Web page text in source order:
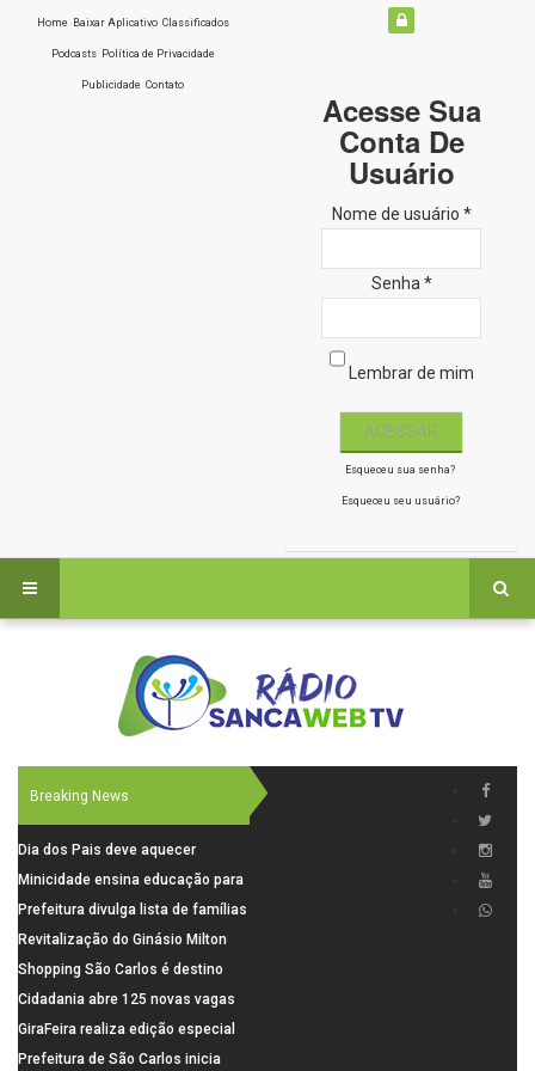
Home Baixar Aplicativo Classificados
Podcasts Política de Privacidade
Publicidade Contato
Acesse Sua
Conta De
Usuário
Nome de usuário *
Senha *
Lembrar de mim
Esqueceu sua senha?
Esqueceu seu usuário?
Breaking News
Dia dos Pais deve aquecer
comércio de São Carlos com
renda em alta e maior circulação
de consumidores
Minicidade ensina educação para
o trânsito a 264 crianças da rede
municipal
Prefeitura divulga lista de famílias
pré-selecionadas pela Caixa para
o Residencial Santa Felícia
Revitalização do Ginásio Milton
Olaio filho avança com obras de
recuperação
Shopping São Carlos é destino
para celebrar o Dia dos Pais com
presentes, gastronomia e lazer
Cidadania abre 125 novas vagas
para oficinas de convivência
GiraFeira realiza edição especial
de Dia dos Pais neste domingo (9)
Prefeitura de São Carlos inicia